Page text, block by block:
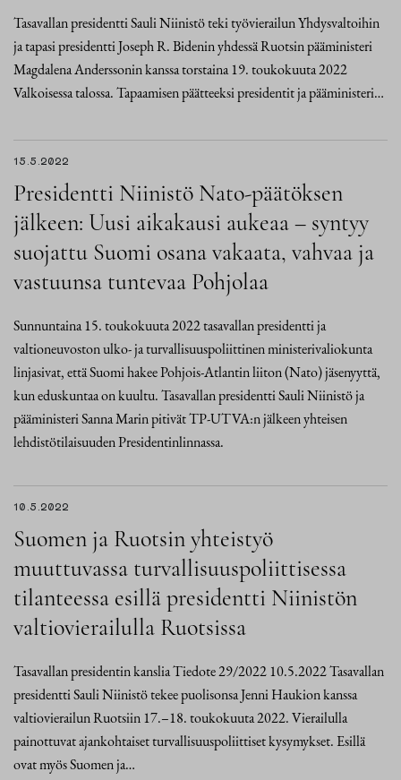
Tasavallan presidentti Sauli Niinistö teki työvierailun Yhdysvaltoihin
ja tapasi presidentti Joseph R. Bidenin yhdessä Ruotsin pääministeri
Magdalena Anderssonin kanssa torstaina 19. toukokuuta 2022
Valkoisessa talossa. Tapaamisen päätteeksi presidentit ja pääministeri…
15.5.2022
Presidentti Niinistö Nato-päätöksen
jälkeen: Uusi aikakausi aukeaa – syntyy
suojattu Suomi osana vakaata, vahvaa ja
vastuunsa tuntevaa Pohjolaa
Sunnuntaina 15. toukokuuta 2022 tasavallan presidentti ja
valtioneuvoston ulko- ja turvallisuuspoliittinen ministerivaliokunta
linjasivat, että Suomi hakee Pohjois-Atlantin liiton (Nato) jäsenyyttä,
kun eduskuntaa on kuultu. Tasavallan presidentti Sauli Niinistö ja
pääministeri Sanna Marin pitivät TP-UTVA:n jälkeen yhteisen
lehdistötilaisuuden Presidentinlinnassa.
10.5.2022
Suomen ja Ruotsin yhteistyö
muuttuvassa turvallisuuspoliittisessa
tilanteessa esillä presidentti Niinistön
valtiovierailulla Ruotsissa
Tasavallan presidentin kanslia Tiedote 29/2022 10.5.2022 Tasavallan
presidentti Sauli Niinistö tekee puolisonsa Jenni Haukion kanssa
valtiovierailun Ruotsiin 17.–18. toukokuuta 2022. Vierailulla
painottuvat ajankohtaiset turvallisuuspoliittiset kysymykset. Esillä
ovat myös Suomen ja…